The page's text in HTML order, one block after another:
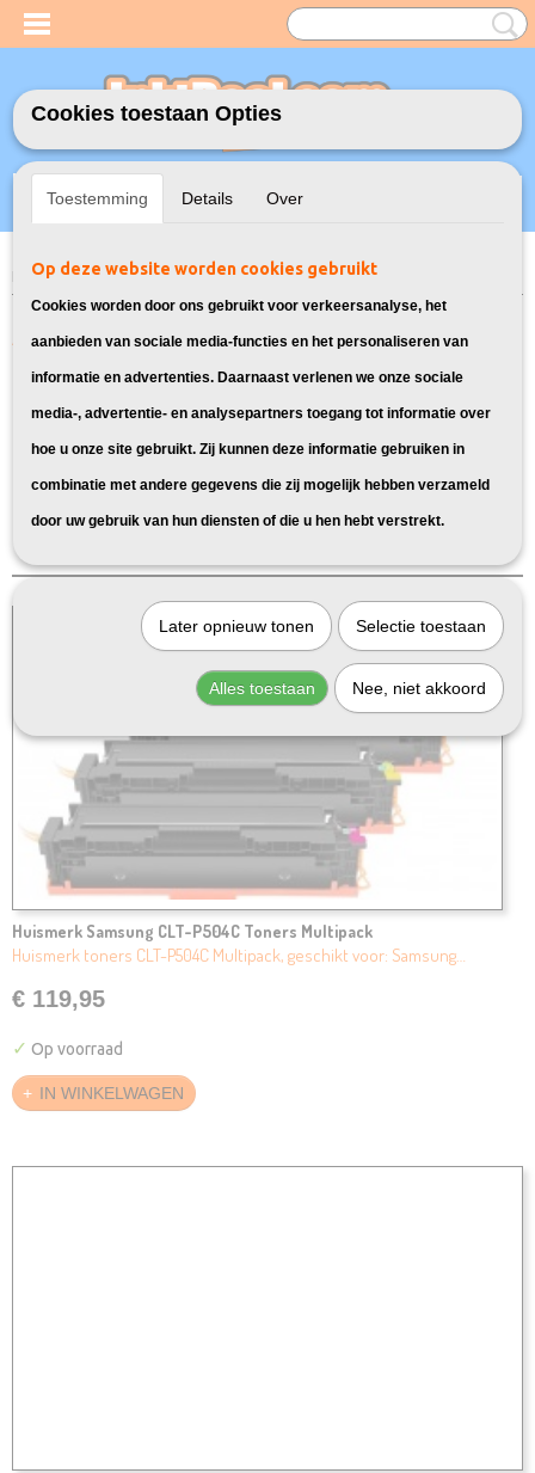
Inloggen Registreren
UW WINKELWAGEN
Home>Toners> CLT-504S Toners voor Samsung
Alle toners voor Samsung CLT-
BK504S, CLT-C504S, CLT-M504S en
CLT Y504S:
Sorteer op:
Huismerk Samsung CLT-P504C Toners Multipack
Huismerk toners CLT-P504C Multipack, geschikt voor: Samsung…
€ 119,95
✓ Op voorraad
IN WINKELWAGEN
Cookies toestaan Opties
Toestemming Details Over
Op deze website worden cookies gebruikt
Cookies worden door ons gebruikt voor verkeersanalyse, het
aanbieden van sociale media-functies en het personaliseren van
informatie en advertenties. Daarnaast verlenen we onze sociale
media-, advertentie- en analysepartners toegang tot informatie over
hoe u onze site gebruikt. Zij kunnen deze informatie gebruiken in
combinatie met andere gegevens die zij mogelijk hebben verzameld
door uw gebruik van hun diensten of die u hen hebt verstrekt.
Later opnieuw tonen Selectie toestaan
Alles toestaan Nee, niet akkoord